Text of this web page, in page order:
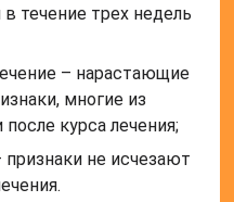
течение трех недель
– нарастающие
многие из
курса лечения;
не исчезают